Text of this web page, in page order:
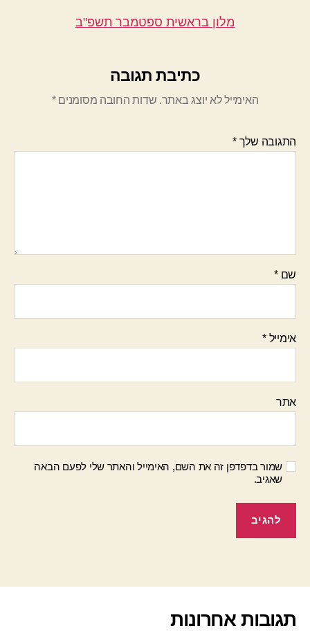
מלון בראשית ספטמבר תשפ"ב
כתיבת תגובה
האימייל לא יוצג באתר. שדות החובה מסומנים*
התגובה שלך*
שם*
אימייל*
אתר
שמור בדפדפן זה את השם, האימייל והאתר שלי לפעם הבאה
שאגיב.
תגובות אחרונות